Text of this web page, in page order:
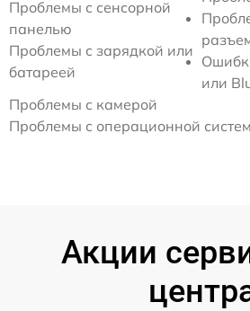
Проблемы с сенсорной
панелью
Проблемы с зарядкой или
батареей
или
Проблемы с камерой
Проблемы с операционной
Акции